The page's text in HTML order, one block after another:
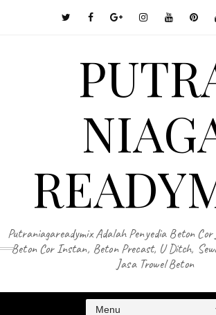
Putraniagareadymix Adalah Penyedia Beton
Beton Cor Instan, Beton Precast, U Ditch,
Jasa Trowel Beton